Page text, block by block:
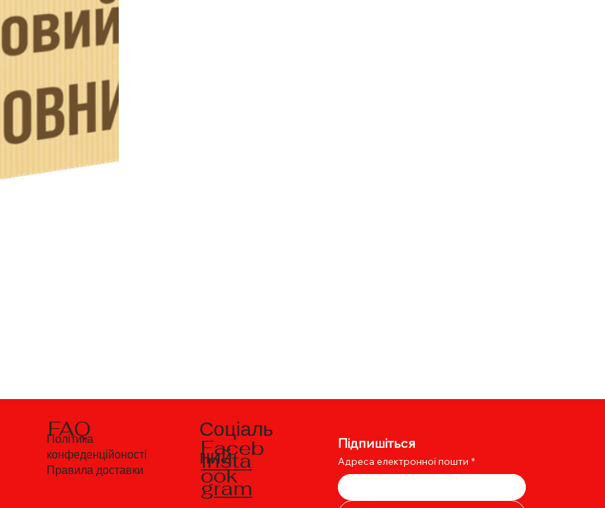
FAQ
Політика
конфеденційоності
Правила доставки
Соціаль
ний
Faceb
ook
Insta
gram
Підпишіться
Адреса електронної пошти *